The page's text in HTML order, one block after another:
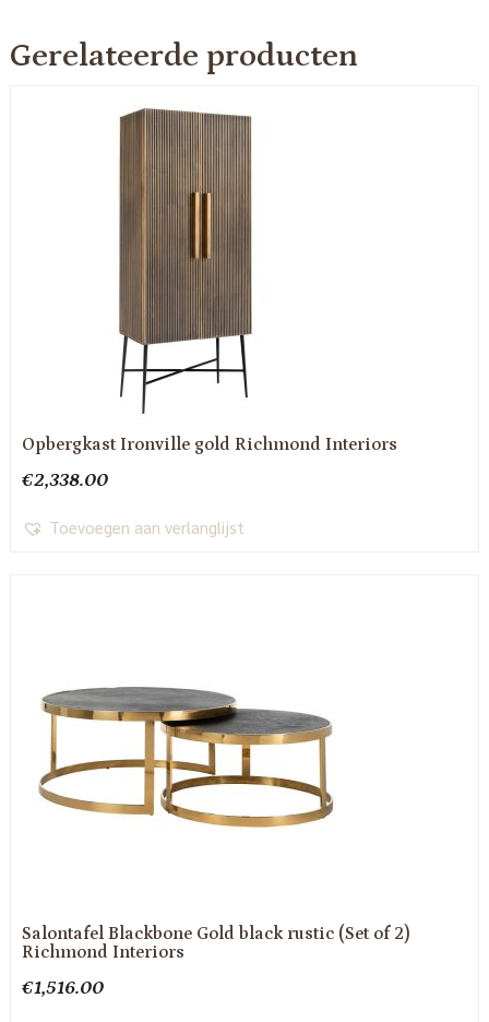
Gerelateerde producten
Opbergkast Ironville gold Richmond Interiors
€2,338.00
Toevoegen aan verlanglijst
Salontafel Blackbone Gold black rustic (Set of 2)
Richmond Interiors
€1,516.00